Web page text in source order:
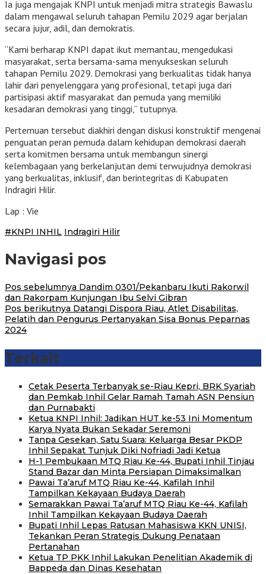
Ia juga mengajak KNPI untuk menjadi mitra strategis Bawaslu
dalam mengawal seluruh tahapan Pemilu 2029 agar berjalan
secara jujur, adil, dan demokratis.
“Kami berharap KNPI dapat ikut memantau, mengedukasi
masyarakat, serta bersama-sama menyukseskan seluruh
tahapan Pemilu 2029. Demokrasi yang berkualitas tidak hanya
lahir dari penyelenggara yang profesional, tetapi juga dari
partisipasi aktif masyarakat dan pemuda yang memiliki
kesadaran demokrasi yang tinggi,” tutupnya.
Pertemuan tersebut diakhiri dengan diskusi konstruktif mengenai
penguatan peran pemuda dalam kehidupan demokrasi daerah
serta komitmen bersama untuk membangun sinergi
kelembagaan yang berkelanjutan demi terwujudnya demokrasi
yang berkualitas, inklusif, dan berintegritas di Kabupaten
Indragiri Hilir.
Lap : Vie
#KNPI INHIL Indragiri Hilir
Navigasi pos
Pos sebelumnya Dandim 0301/Pekanbaru Ikuti Rakorwil
dan Rakorpam Kunjungan Ibu Selvi Gibran
Pos berikutnya Datangi Dispora Riau, Atlet Disabilitas,
Pelatih dan Pengurus Pertanyakan Sisa Bonus Peparnas
2024
Terkait
Cetak Peserta Terbanyak se-Riau Kepri, BRK Syariah
dan Pemkab Inhil Gelar Ramah Tamah ASN Pensiun
dan Purnabakti
Ketua KNPI Inhil: Jadikan HUT ke-53 Ini Momentum
Karya Nyata Bukan Sekadar Seremoni
Tanpa Gesekan, Satu Suara: Keluarga Besar PKDP
Inhil Sepakat Tunjuk Diki Nofriadi Jadi Ketua
H-1 Pembukaan MTQ Riau Ke-44, Bupati Inhil Tinjau
Stand Bazar dan Minta Persiapan Dimaksimalkan
Pawai Ta’aruf MTQ Riau Ke-44, Kafilah Inhil
Tampilkan Kekayaan Budaya Daerah
Semarakkan Pawai Ta’aruf MTQ Riau Ke-44, Kafilah
Inhil Tampilkan Kekayaan Budaya Daerah
Bupati Inhil Lepas Ratusan Mahasiswa KKN UNISI,
Tekankan Peran Strategis Dukung Penataan
Pertanahan
Ketua TP PKK Inhil Lakukan Penelitian Akademik di
Bappeda dan Dinas Kesehatan